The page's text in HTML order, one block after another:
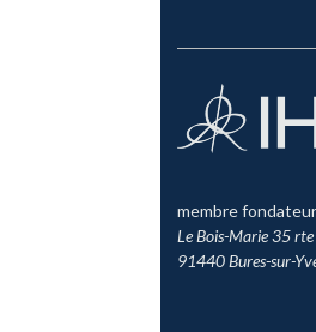
membre
Le Bois-Marie 35
91440 Bures-sur-